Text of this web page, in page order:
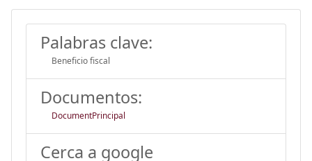
Palabras clave:
Beneficio fiscal
Documentos:
DocumentPrincipal
Cerca a google